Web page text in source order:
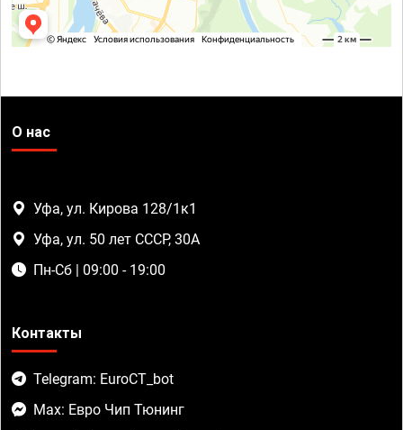
О нас
Уфа, ул. Кирова 128/1к1
Уфа, ул. 50 лет СССР, 30А
Пн-Сб | 09:00 - 19:00
Контакты
Telegram: EuroCT_bot
Max: Евро Чип Тюнинг